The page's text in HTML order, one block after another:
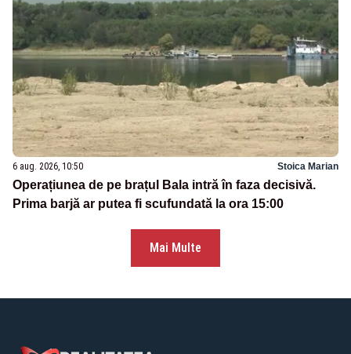
6 aug. 2026, 10:50 Stoica Marian
Operațiunea de pe brațul Bala intră în faza decisivă.
Prima barjă ar putea fi scufundată la ora 15:00
Mai Multe